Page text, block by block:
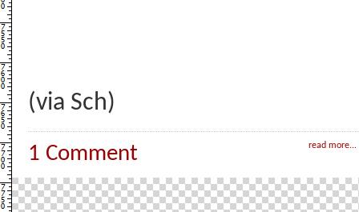
(via Sch)
read more...
1 Comment